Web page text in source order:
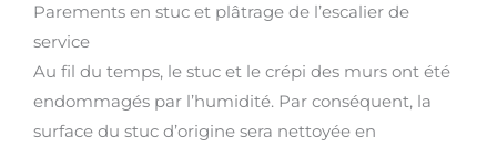
Parements en stuc et plâtrage de l’escalier de
service
Au fil du temps, le stuc et le crépi des murs ont été
endommagés par l’humidité. Par conséquent, la
surface du stuc d’origine sera nettoyée en